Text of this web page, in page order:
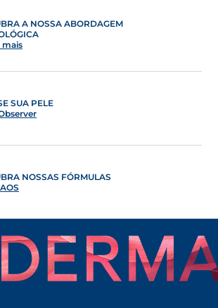
A NOSSA ABORDAGEM
mais
SUA PELE
NOSSAS FÓRMULAS